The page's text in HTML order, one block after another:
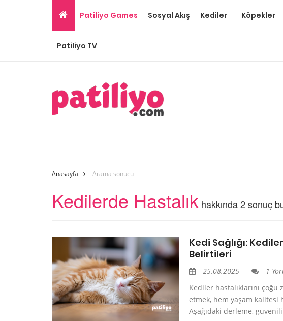
Patiliyo Games Sosyal Akış Kediler Köpekler
Patiliyo TV
Anasayfa Arama sonucu
Kedilerde Hastalık hakkında 2 sonuç
Kedi Sağlığı:
Belirtileri
25.08.2025
1
Kediler hastalıklarını
etmek, hem yaşam kalitesi
Aşağıdaki derleme,